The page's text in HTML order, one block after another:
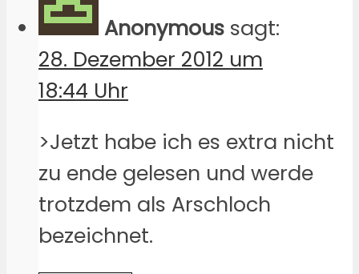
Anonymous sagt:
28. Dezember 2012 um
18:44 Uhr
>Jetzt habe ich es extra nicht
zu ende gelesen und werde
trotzdem als Arschloch
bezeichnet.